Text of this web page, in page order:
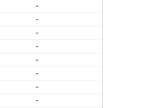
-
-
-
-
-
-
-
-